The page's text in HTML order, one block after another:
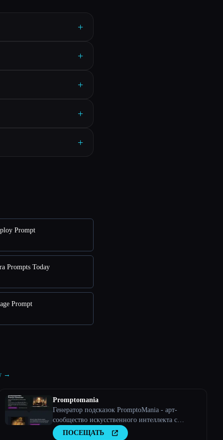
+
+
+
+
+
Prompt
Prompts Today
Prompt
→
Promptomania
Генератор подсказок PromptoMania - арт-
сообщество искусственного интеллекта с
онлайн-конструктором подсказок
ПОСЕЩАТЬ